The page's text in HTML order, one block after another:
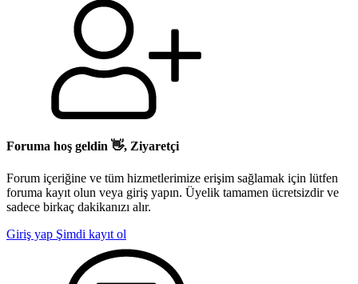
Foruma hoş geldin 👋, Ziyaretçi
Forum içeriğine ve tüm hizmetlerimize erişim sağlamak için lütfen
foruma kayıt olun veya giriş yapın. Üyelik tamamen ücretsizdir ve
sadece birkaç dakikanızı alır.
Giriş yap Şimdi kayıt ol